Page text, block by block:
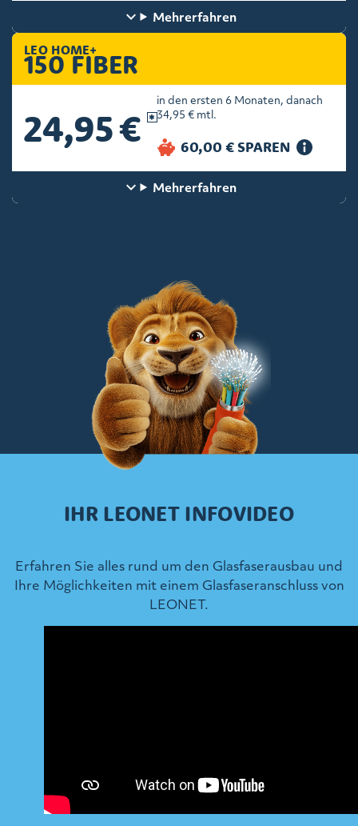
LEO HOME+
150 FIBER
24,95 €
in den ersten 6 Monaten, danach
34,95 € mtl.
Mehrerfahren
Mehrerfahren
IHR LEONET INFOVIDEO
Erfahren Sie alles rund um den Glasfaserausbau und
Ihre Möglichkeiten mit einem Glasfaseranschluss von
LEONET.